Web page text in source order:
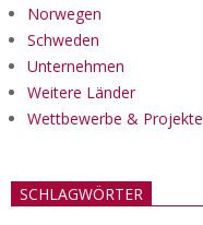
Norwegen
Schweden
Unternehmen
Weitere Länder
Wettbewerbe & Projekte
SCHLAGWÖRTER